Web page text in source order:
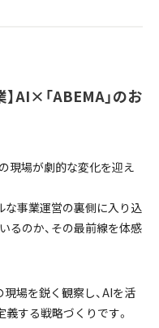
AI×「ABEMA」のお
現場が劇的な変化を迎え
な事業運営の裏側に入り込
るのか、その最前線を体感
場を鋭く観察し、AIを活
義する戦略づくりです。